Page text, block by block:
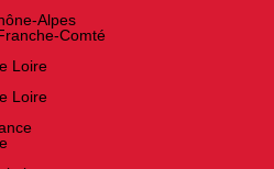
Alpes
Comté
Loire
Loire